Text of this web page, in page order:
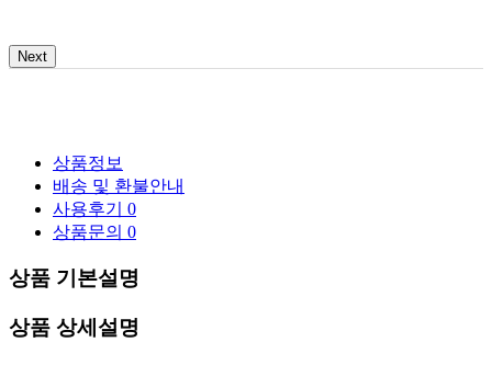
Next
상품정보
배송 및 환불안내
사용후기 0
상품문의 0
상품 기본설명
상품 상세설명